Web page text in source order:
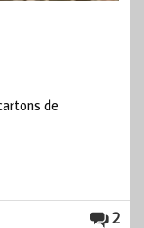
de
2